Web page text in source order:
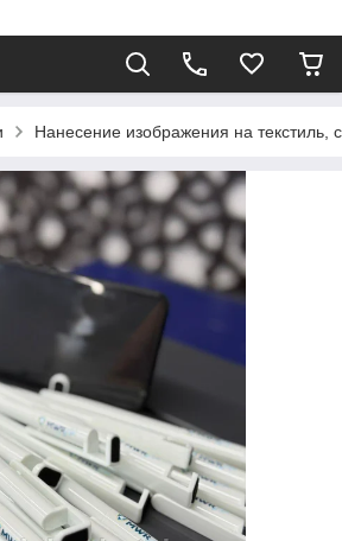
Нанесение изображения на текстиль,